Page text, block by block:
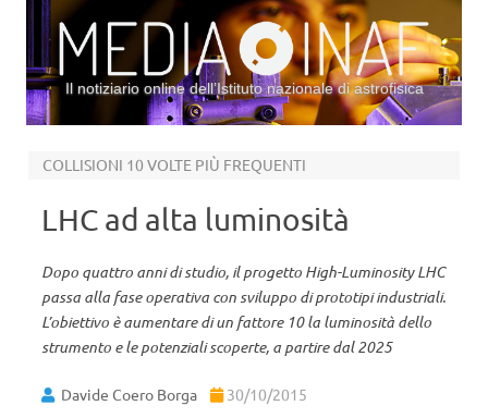
Il notiziario online dell’Istituto nazionale di astrofisica
COLLISIONI 10 VOLTE PIÙ FREQUENTI
LHC ad alta luminosità
Dopo quattro anni di studio, il progetto High-Luminosity LHC
passa alla fase operativa con sviluppo di prototipi industriali.
L’obiettivo è aumentare di un fattore 10 la luminosità dello
strumento e le potenziali scoperte, a partire dal 2025
Davide Coero Borga 30/10/2015